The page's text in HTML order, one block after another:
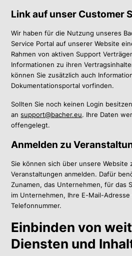
Link auf unser Customer
Wir haben für die Nutzung unseres
Service Portal auf unserer Website
Rahmen von aktiven Support
Informationen zu ihren
können Sie zusätzlich auch
Dokumentationsportal vorfinden.
Sollten Sie noch keinen Login
ansupport@bacher.eu. Ihre Daten
offengelegt.
Anmelden zu
Sie können sich über unsere Website
Veranstaltungen anmelden. Dafür
Zunamen, das Unternehmen, für das
im Unternehmen, Ihre E-Mail-Adresse
Telefonnummer.
Einbinden von
Diensten und